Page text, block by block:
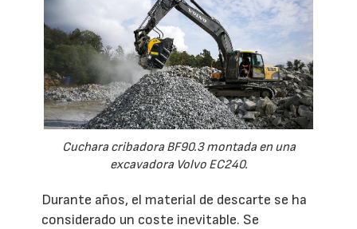
Cuchara cribadora BF90.3 montada en una
excavadora Volvo EC240.
Durante años, el material de descarte se ha
considerado un coste inevitable. Se